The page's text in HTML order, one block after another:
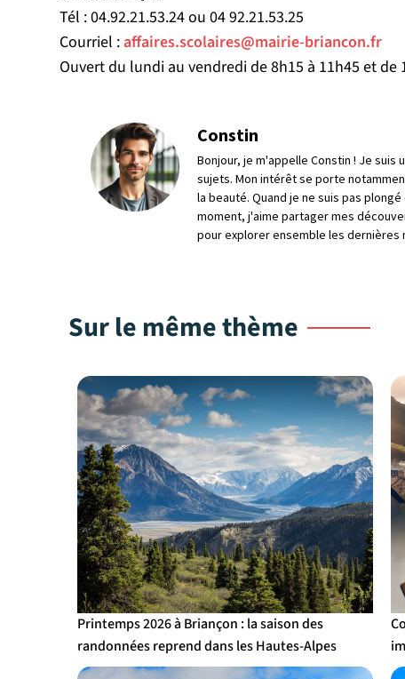
Tél : 04.92.21.53.24 ou 04 92.21.53.25
Courriel :affaires.scolaires@mairie-briancon.fr
Ouvert du lundi au vendredi de 8h15 à 11h45 et de
Constin
Bonjour, je m'appelle Constin ! Je suis
sujets. Mon intérêt se porte
la beauté. Quand je ne suis pas
moment, j'aime partager mes
pour explorer ensemble les dernières
Sur le même thème
Printemps 2026 à Briançon : la saison des
randonnées reprend dans les Hautes-Alpes